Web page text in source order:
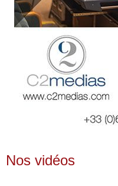
Nos vidéos